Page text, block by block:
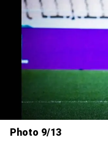
Photo 9/13